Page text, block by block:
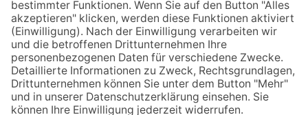
Jetzt anmelden